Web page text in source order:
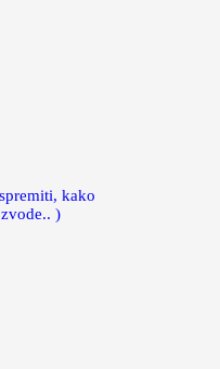
kako
)